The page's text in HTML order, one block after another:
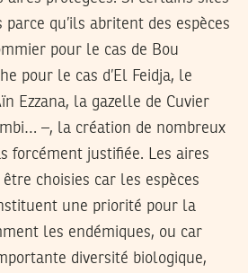
qu’ils abritent des espèces
pour le cas de Bou
pour le cas d’El Feidja, le
Ezzana, la gazelle de Cuvier
–, la création de nombreux
forcément justifiée. Les aires
choisies car les espèces
une priorité pour la
les endémiques, ou car
diversité biologique,